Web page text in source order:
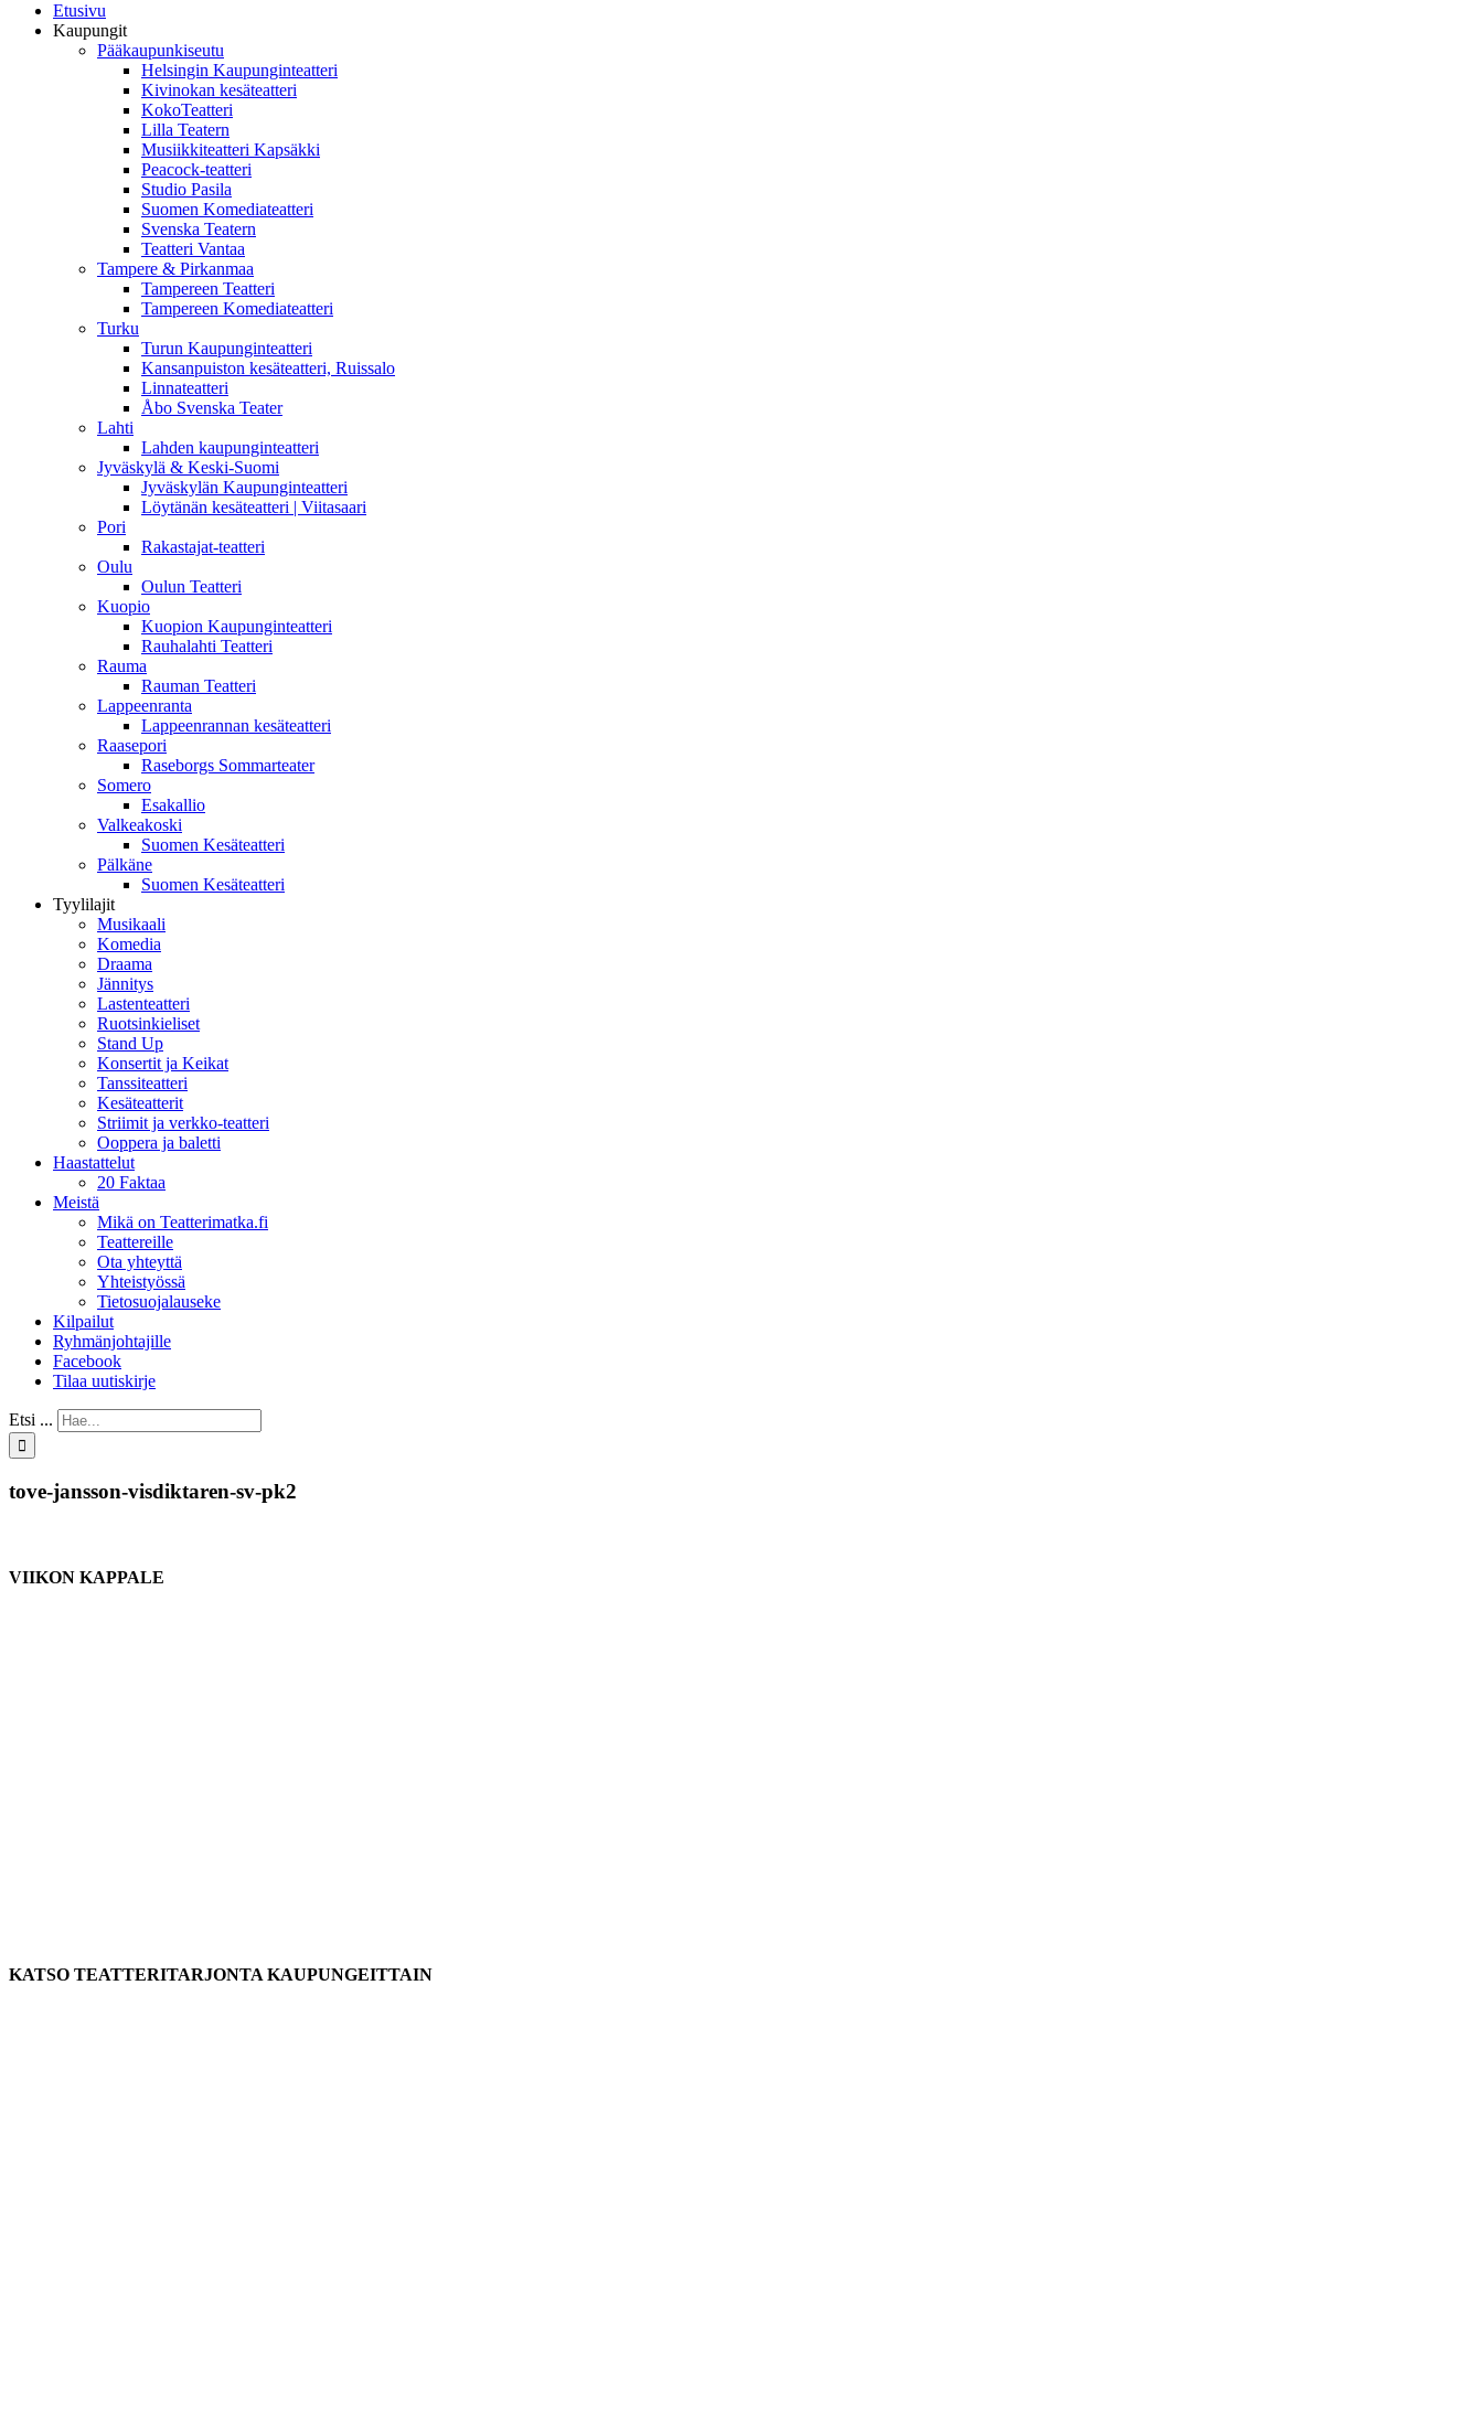
Etusivu
Kaupungit
Pääkaupunkiseutu
Helsingin Kaupunginteatteri
Kivinokan kesäteatteri
KokoTeatteri
Lilla Teatern
Musiikkiteatteri Kapsäkki
Peacock-teatteri
Studio Pasila
Suomen Komediateatteri
Svenska Teatern
Teatteri Vantaa
Tampere & Pirkanmaa
Tampereen Teatteri
Tampereen Komediateatteri
Turku
Turun Kaupunginteatteri
Kansanpuiston kesäteatteri, Ruissalo
Linnateatteri
Åbo Svenska Teater
Lahti
Lahden kaupunginteatteri
Jyväskylä & Keski-Suomi
Jyväskylän Kaupunginteatteri
Löytänän kesäteatteri | Viitasaari
Pori
Rakastajat-teatteri
Oulu
Oulun Teatteri
Kuopio
Kuopion Kaupunginteatteri
Rauhalahti Teatteri
Rauma
Rauman Teatteri
Lappeenranta
Lappeenrannan kesäteatteri
Raasepori
Raseborgs Sommarteater
Somero
Esakallio
Valkeakoski
Suomen Kesäteatteri
Pälkäne
Suomen Kesäteatteri
Tyylilajit
Musikaali
Komedia
Draama
Jännitys
Lastenteatteri
Ruotsinkieliset
Stand Up
Konsertit ja Keikat
Tanssiteatteri
Kesäteatterit
Striimit ja verkko-teatteri
Ooppera ja baletti
Haastattelut
20 Faktaa
Meistä
Mikä on Teatterimatka.fi
Teattereille
Ota yhteyttä
Yhteistyössä
Tietosuojalauseke
Kilpailut
Ryhmänjohtajille
Facebook
Tilaa uutiskirje
Etsi ...
tove-jansson-visdiktaren-sv-pk2
VIIKON KAPPALE
KATSO TEATTERITARJONTA KAUPUNGEITTAIN